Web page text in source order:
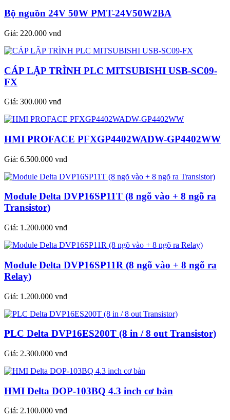
Bộ nguồn 24V 50W PMT-24V50W2BA
Giá: 220.000 vnđ
CÁP LẬP TRÌNH PLC MITSUBISHI USB-SC09-
FX
Giá: 300.000 vnđ
HMI PROFACE PFXGP4402WADW-GP4402WW
Giá: 6.500.000 vnđ
Module Delta DVP16SP11T (8 ngõ vào + 8 ngõ ra
Transistor)
Giá: 1.200.000 vnđ
Module Delta DVP16SP11R (8 ngõ vào + 8 ngõ ra
Relay)
Giá: 1.200.000 vnđ
PLC Delta DVP16ES200T (8 in / 8 out Transistor)
Giá: 2.300.000 vnđ
HMI Delta DOP-103BQ 4.3 inch cơ bản
Giá: 2.100.000 vnđ